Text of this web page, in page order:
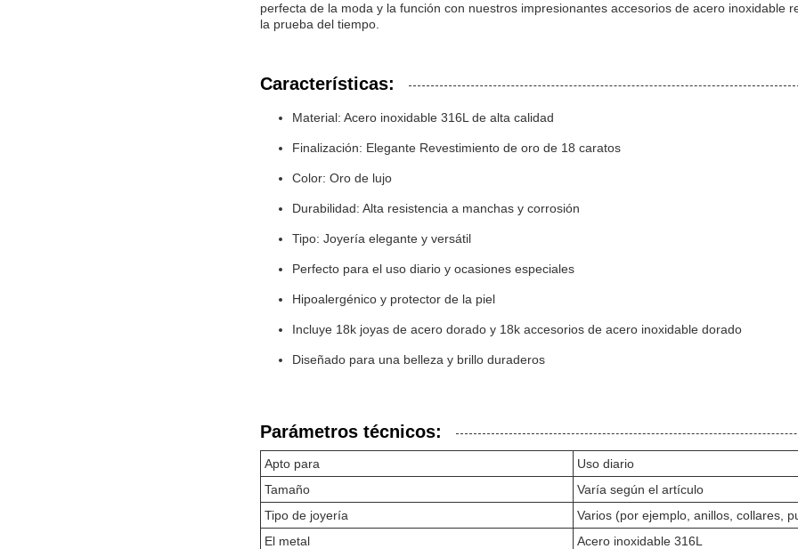
perfecta de la moda y la función con nuestros impresionantes accesorios de acero inoxidable
la prueba del tiempo.
Características:
Material: Acero inoxidable 316L de alta calidad
Finalización: Elegante Revestimiento de oro de 18 caratos
Color: Oro de lujo
Durabilidad: Alta resistencia a manchas y corrosión
Tipo: Joyería elegante y versátil
Perfecto para el uso diario y ocasiones especiales
Hipoalergénico y protector de la piel
Incluye 18k joyas de acero dorado y 18k accesorios de acero inoxidable dorado
Diseñado para una belleza y brillo duraderos
Parámetros técnicos:
Apto para
Uso diario
Tamaño
Varía según el artículo
Tipo de joyería
Varios (por ejemplo, anillos, collares,
El metal
Acero inoxidable 316L